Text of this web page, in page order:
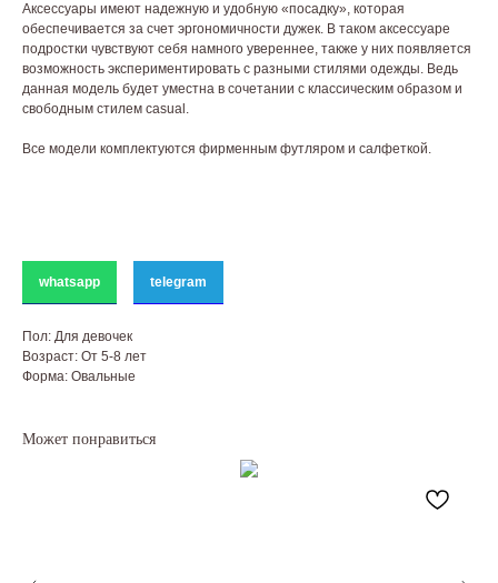
Аксессуары имеют надежную и удобную «посадку», которая
обеспечивается за счет эргономичности дужек. В таком аксессуаре
подростки чувствуют себя намного увереннее, также у них появляется
возможность экспериментировать с разными стилями одежды. Ведь
данная модель будет уместна в сочетании с классическим образом и
свободным стилем casual.
Все модели комплектуются фирменным футляром и салфеткой.
whatsapp telegram
Пол: Для девочек
Возраст: От 5-8 лет
Форма: Овальные
Может понравиться